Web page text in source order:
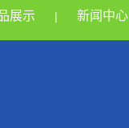
展示 | 新闻中心